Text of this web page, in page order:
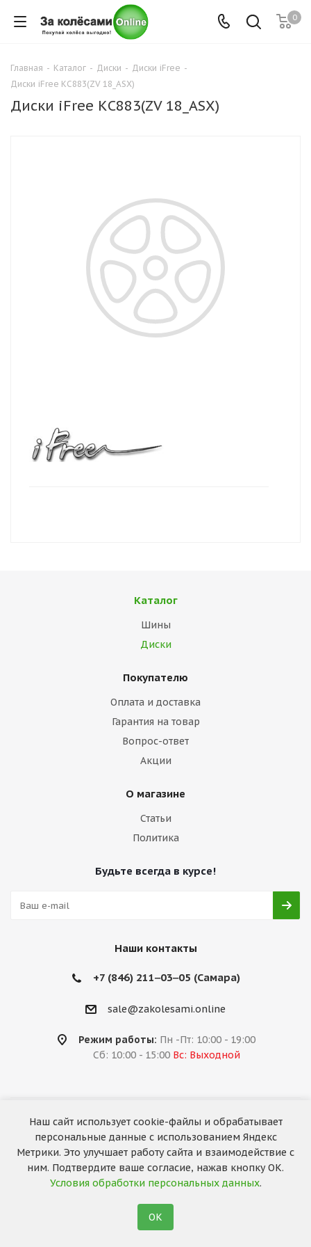
0
Главная - Каталог - Диски - Диски iFree -
Диски iFree КС883(ZV 18_ASX)
Диски iFree КС883(ZV 18_ASX)
Каталог
Шины
Диски
Покупателю
Оплата и доставка
Гарантия на товар
Вопрос-ответ
Акции
О магазине
Статьи
Политика
Будьте всегда в курсе!
Наши контакты
+7 (846) 211‒03‒05 (Самара)
sale@zakolesami.online
Режим работы: Пн -Пт: 10:00 - 19:00
Сб: 10:00 - 15:00 Вс: Выходной
2026 © «За колёсами.Online»
Запуск сайта —RuMaster
Наш сайт использует cookie-файлы и обрабатывает
персональные данные с использованием Яндекс
Метрики. Это улучшает работу сайта и взаимодействие с
ним. Подтвердите ваше согласие, нажав кнопку ОК.
Условия обработки персональных данных.
ОК